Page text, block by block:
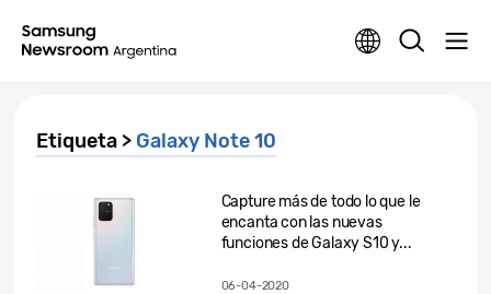
Etiqueta > Galaxy Note 10
Capture más de todo lo que le
encanta con las nuevas
funciones de Galaxy S10 y...
06-04-2020